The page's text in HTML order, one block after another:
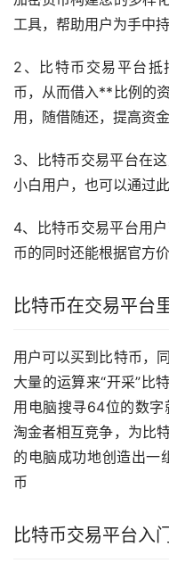
工具，帮助用户为手中
2、比特币交易平台抵
币，从而借入**比例的
用，随借随还，提高资金
3、比特币交易平台在
小白用户，也可以通过
4、比特币交易平台用
币的同时还能根据官方
比特币在交易平台
用户可以买到比特币，
大量的运算来“开采”比
用电脑搜寻64位的数
淘金者相互竞争，为比
的电脑成功地创造出一
币
比特币交易平台入